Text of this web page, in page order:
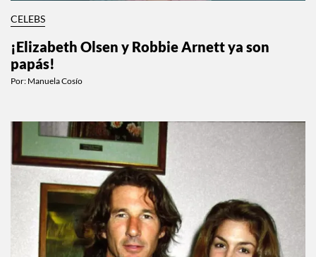
CELEBS
¡Elizabeth Olsen y Robbie Arnett ya son
papás!
Por: Manuela Cosío